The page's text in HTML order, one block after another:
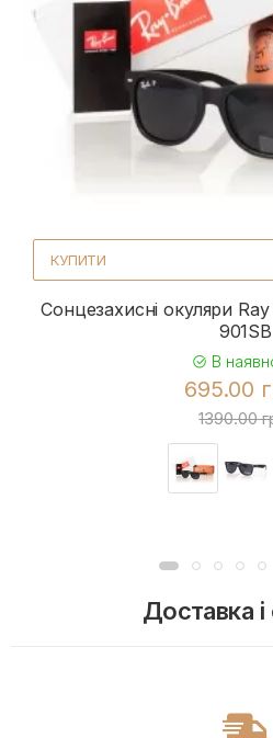
КУПИТИ
Сонцезахисні окуляри
901SB
В
695.00
1390.00
Доставка і